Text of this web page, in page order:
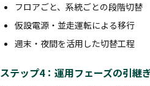
フロアごと、系統ごとの段階切替
仮設電源・並走運転による移行
週末・夜間を活用した切替工程
ステップ4：運用フェーズの引継